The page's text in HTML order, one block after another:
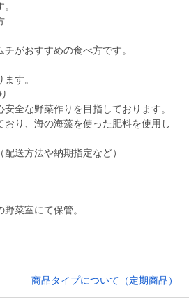
がおすすめの食べ方です。
す。
全な野菜作りを目指しております。
おり、海の海藻を使った肥料を使用し
送方法や納期指定など）
菜室にて保管。
商品タイプについて（定期商品）